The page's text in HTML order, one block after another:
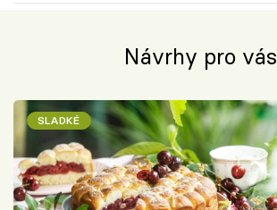
Návrhy pro vás
SLADKÉ